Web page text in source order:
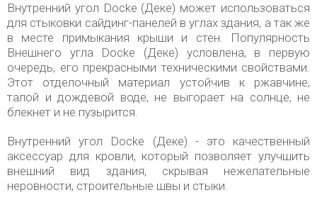
Внутренний угол Docke (Деке) может использоваться
для стыковки сайдинг-панелей в углах здания, а так же
в месте примыкания крыши и стен. Популярность
Внешнего угла Docke (Деке) условлена, в первую
очередь, его прекрасными техническими свойствами.
Этот отделочный материал устойчив к ржавчине,
талой и дождевой воде, не выгорает на солнце, не
блекнет и не пузырится.
Внутренний угол Docke (Деке) - это качественный
аксессуар для кровли, который позволяет улучшить
внешний вид здания, скрывая нежелательные
неровности, строительные швы и стыки.